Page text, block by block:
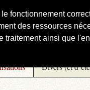
fonctionnement
des ressources
traitement ainsi que
LE » Blog
Divers (et